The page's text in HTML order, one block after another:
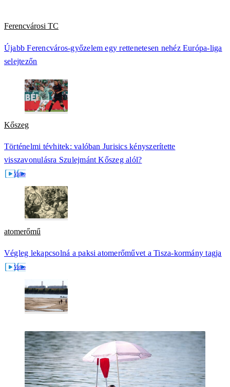
Ferencvárosi TC
Újabb Ferencváros-győzelem egy rettenetesen nehéz Európa-liga
selejtezőn
Kőszeg
Történelmi tévhitek: valóban Jurisics kényszerítette
visszavonulásra Szulejmánt Kőszeg alól?
atomerőmű
Végleg lekapcsolná a paksi atomerőművet a Tisza-kormány tagja